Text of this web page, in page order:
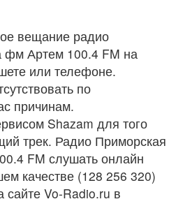
вещание радио
фм Артем 100.4 FM на
или телефоне.
по
причинам.
Shazam для того
трек. Радио Приморская
FM слушать онлайн
качестве (128 256 320)
сайте Vo-Radio.ru в